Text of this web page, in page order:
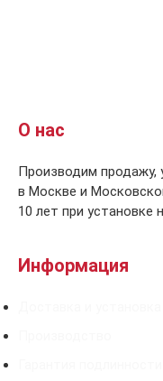
О нас
Производим продажу,
в Москве и
10 лет при установке
Информация